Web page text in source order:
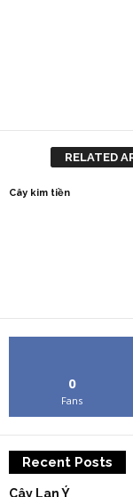
RELATED
Cây kim tiền
0
Fans
Recent Posts
Cây Lan Ý